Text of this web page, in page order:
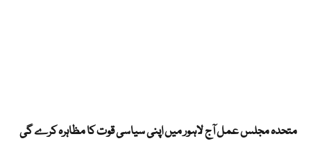
متحدہ مجلس عمل آج لاہور میں اپنی سیاسی قوت کا مظاہرہ کرے گی